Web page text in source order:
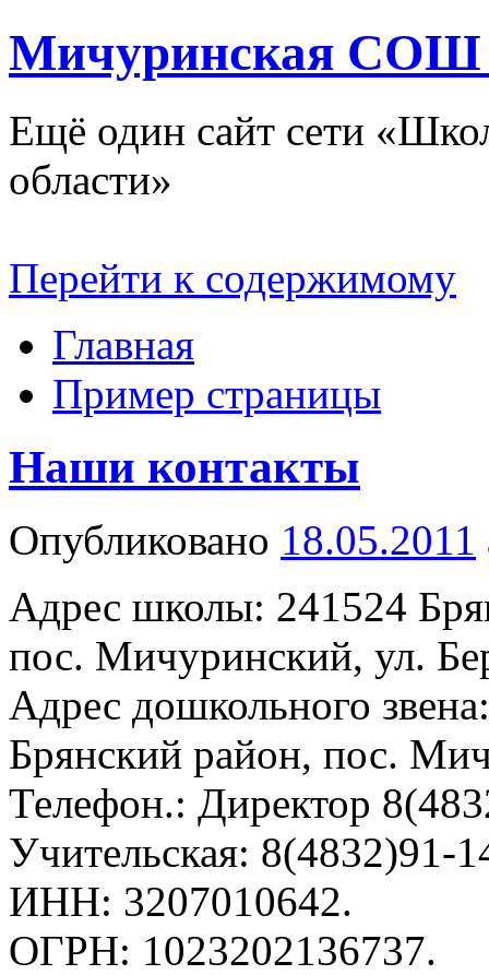
Мичуринская СОШ
Ещё один сайт сети
области»
Перейти к содержимому
Главная
Пример страницы
Наши контакты
Опубликовано 18.05.2011
Адрес школы: 241524
пос. Мичуринский, ул.
Адрес дошкольного
Брянский район, пос.
Телефон.: Директор
Учительская: 8(4832)91-
ИНН: 3207010642.
ОГРН: 1023202136737.